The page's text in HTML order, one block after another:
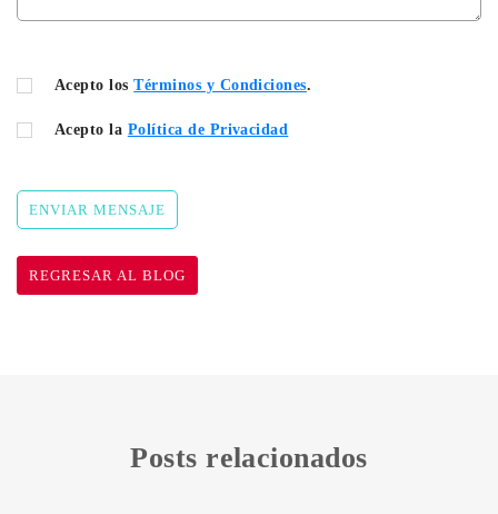
Acepto losTérminos y Condiciones.
Acepto la Política de Privacidad
ENVIAR MENSAJE
REGRESAR AL BLOG
Posts relacionados